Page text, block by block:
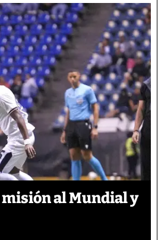
misión al Mundial y